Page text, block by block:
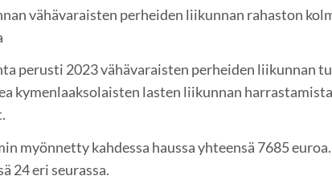
vähävaraisten perheiden liikunnan rahaston
perusti 2023 vähävaraisten perheiden liikunnan
kymenlaaksolaisten lasten liikunnan
myönnetty kahdessa haussa yhteensä 7685
24 eri seurassa.